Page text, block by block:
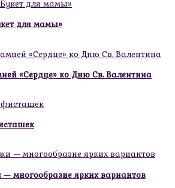
для мамы»
«Сердце» ко Дню Св. Валентина
— многообразие ярких вариантов